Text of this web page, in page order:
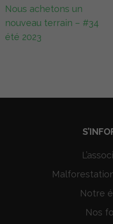
Navigation
de
l’article
Nous achetons un
nouveau terrain – #34
été 2023
Notre
Nos